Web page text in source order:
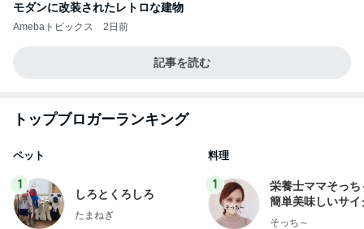
モダンに改装されたレトロな建物
Amebaトピックス 2日前
記事を読む
トップブロガーランキング
ペット
1
しろとくろしろ
たまねぎ
料理
1
栄養士ママそっち
簡単美味しいサイ
献立
そっち～